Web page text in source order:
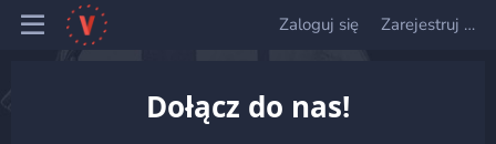
Zaloguj się Zarejestruj się
Dołącz do nas!